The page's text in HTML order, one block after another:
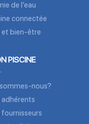
de l’eau
connectée
et bien-être
PISCINE
nous?
adhérents
fournisseurs